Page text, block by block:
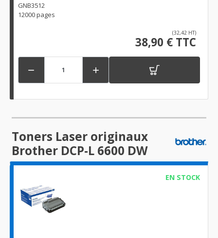
GNB3512
12000 pages
(32,42 HT)
38,90 € TTC
 
Toners Laser originaux
Brother DCP-L 6600 DW
EN STOCK